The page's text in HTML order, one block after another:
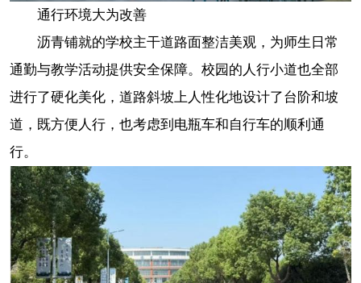
通行环境大为改善
沥青铺就的学校主干道路面整洁美观，为师生日常
通勤与教学活动提供安全保障。校园的人行小道也全部
进行了硬化美化，道路斜坡上人性化地设计了台阶和坡
道，既方便人行，也考虑到电瓶车和自行车的顺利通
行。